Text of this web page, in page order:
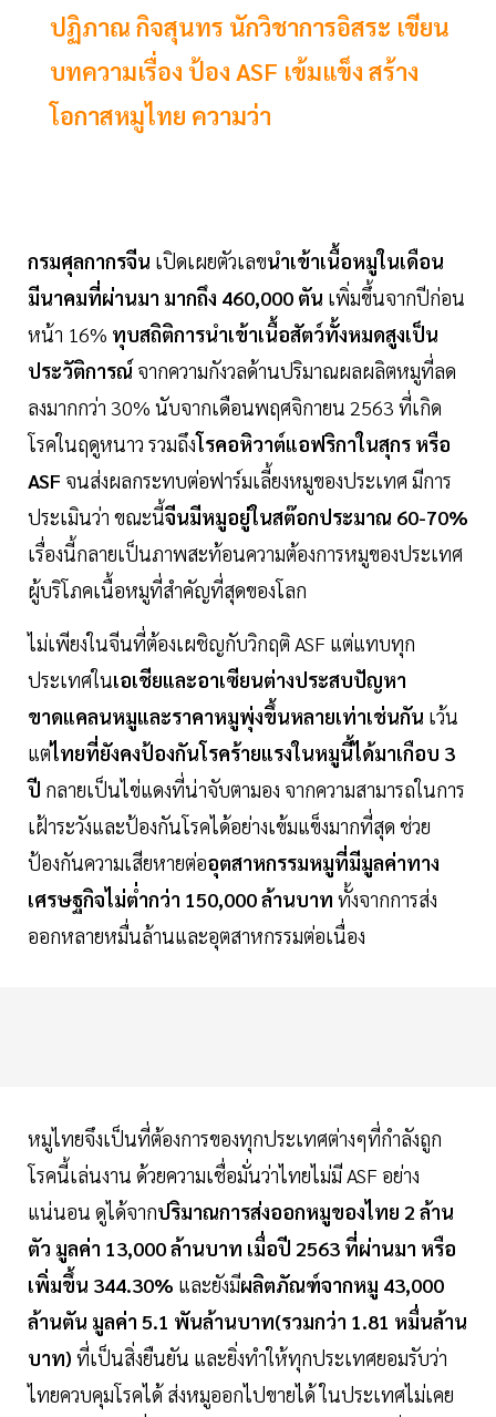
ปฏิภาณ กิจสุนทร นักวิชาการอิสระ เขียน
บทความเรื่อง ป้อง ASF เข้มแข็ง สร้าง
โอกาสหมูไทย ความว่า
กรมศุลกากรจีน เปิดเผยตัวเลขนำเข้าเนื้อหมูในเดือน
มีนาคมที่ผ่านมา มากถึง 460,000 ตัน เพิ่มขึ้นจากปีก่อน
หน้า 16% ทุบสถิติการนำเข้าเนื้อสัตว์ทั้งหมดสูงเป็น
ประวัติการณ์ จากความกังวลด้านปริมาณผลผลิตหมูที่ลด
ลงมากกว่า 30% นับจากเดือนพฤศจิกายน 2563 ที่เกิด
โรคในฤดูหนาว รวมถึงโรคอหิวาต์แอฟริกาในสุกร หรือ
ASF จนส่งผลกระทบต่อฟาร์มเลี้ยงหมูของประเทศ มีการ
ประเมินว่า ขณะนี้จีนมีหมูอยู่ในสต๊อกประมาณ 60-70%
เรื่องนี้กลายเป็นภาพสะท้อนความต้องการหมูของประเทศ
ผู้บริโภคเนื้อหมูที่สำคัญที่สุดของโลก
ไม่เพียงในจีนที่ต้องเผชิญกับวิกฤติ ASF แต่แทบทุก
ประเทศในเอเชียและอาเซียนต่างประสบปัญหา
ขาดแคลนหมูและราคาหมูพุ่งขึ้นหลายเท่าเช่นกัน เว้น
แต่ไทยที่ยังคงป้องกันโรคร้ายแรงในหมูนี้ได้มาเกือบ 3
ปี กลายเป็นไข่แดงที่น่าจับตามอง จากความสามารถในการ
เฝ้าระวังและป้องกันโรคได้อย่างเข้มแข็งมากที่สุด ช่วย
ป้องกันความเสียหายต่ออุตสาหกรรมหมูที่มีมูลค่าทาง
เศรษฐกิจไม่ต่ำกว่า 150,000 ล้านบาท ทั้งจากการส่ง
ออกหลายหมื่นล้านและอุตสาหกรรมต่อเนื่อง
หมูไทยจึงเป็นที่ต้องการของทุกประเทศต่างๆที่กำลังถูก
โรคนี้เล่นงาน ด้วยความเชื่อมั่นว่าไทยไม่มี ASF อย่าง
แน่นอน ดูได้จากปริมาณการส่งออกหมูของไทย 2 ล้าน
ตัว มูลค่า 13,000 ล้านบาท เมื่อปี 2563 ที่ผ่านมา หรือ
เพิ่มขึ้น 344.30% และยังมีผลิตภัณฑ์จากหมู 43,000
ล้านตัน มูลค่า 5.1 พันล้านบาท(รวมกว่า 1.81 หมื่นล้าน
บาท) ที่เป็นสิ่งยืนยัน และยิ่งทำให้ทุกประเทศยอมรับว่า
ไทยควบคุมโรคได้ ส่งหมูออกไปขายได้ ในประเทศไม่เคย